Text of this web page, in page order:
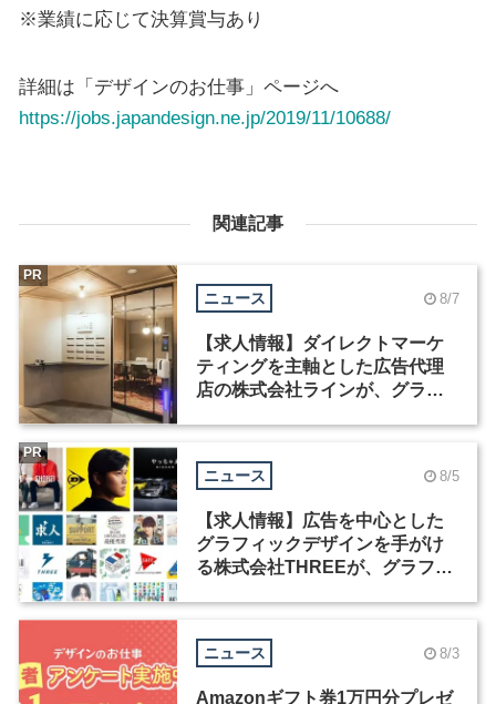
※業績に応じて決算賞与あり
詳細は「デザインのお仕事」ページへ
https://jobs.japandesign.ne.jp/2019/11/10688/
関連記事
ニュース 8/7
【求人情報】ダイレクトマーケ
ティングを主軸とした広告代理
店の株式会社ラインが、グラフ
PR
ニュース 8/5
【求人情報】広告を中心とした
グラフィックデザインを手がけ
る株式会社THREEが、グラフィ
PR
ニュース 8/3
Amazonギフト券1万円分プレゼ